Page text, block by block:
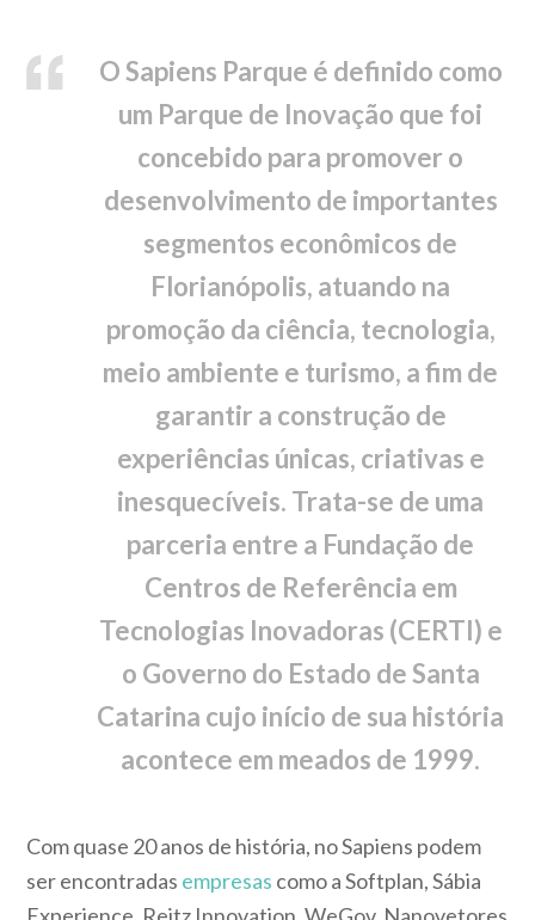
O Sapiens Parque é definido como
um Parque de Inovação que foi
concebido para promover o
desenvolvimento de importantes
segmentos econômicos de
Florianópolis, atuando na
promoção da ciência, tecnologia,
meio ambiente e turismo, a fim de
garantir a construção de
experiências únicas, criativas e
inesquecíveis. Trata-se de uma
parceria entre a Fundação de
Centros de Referência em
Tecnologias Inovadoras (CERTI) e
o Governo do Estado de Santa
Catarina cujo início de sua história
acontece em meados de 1999.
Com quase 20 anos de história, no Sapiens podem
ser encontradas empresas como a Softplan, Sábia